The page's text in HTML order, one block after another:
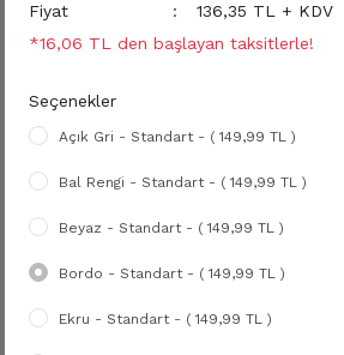
Fiyat
136,35 TL + KDV
*16,06 TL den başlayan taksitlerle!
Seçenekler
Açık Gri - Standart - ( 149,99 TL )
Bal Rengi - Standart - ( 149,99 TL )
Beyaz - Standart - ( 149,99 TL )
Bordo - Standart - ( 149,99 TL )
Ekru - Standart - ( 149,99 TL )